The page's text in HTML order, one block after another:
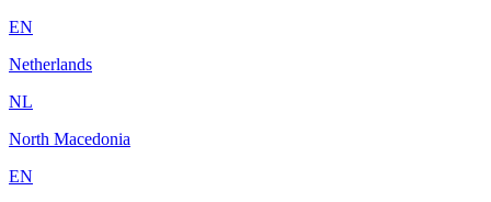
EN
Netherlands
NL
North Macedonia
EN